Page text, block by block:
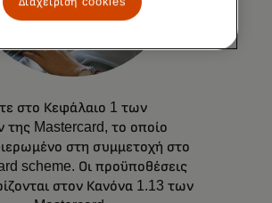
στο Κεφάλαιο 1 των
της Mastercard, το οποίο
στη συμμετοχή στο
scheme. Οι προϋποθέσεις
στον Κανόνα 1.13 των